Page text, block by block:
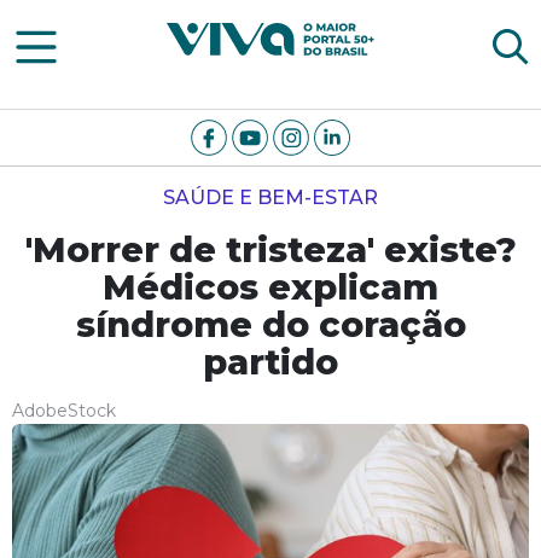
Viva Notícias
SAÚDE E BEM-ESTAR
'Morrer de tristeza' existe?
Médicos explicam
síndrome do coração
partido
AdobeStock